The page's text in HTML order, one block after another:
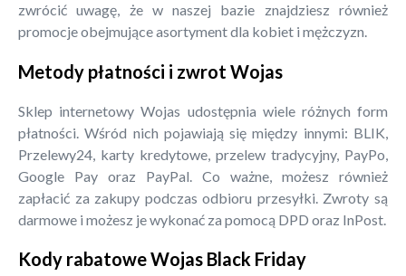
zwrócić uwagę, że w naszej bazie znajdziesz również
promocje obejmujące asortyment dla kobiet i mężczyzn.
Metody płatności i zwrot Wojas
Sklep internetowy Wojas udostępnia wiele różnych form
płatności. Wśród nich pojawiają się między innymi: BLIK,
Przelewy24, karty kredytowe, przelew tradycyjny, PayPo,
Google Pay oraz PayPal. Co ważne, możesz również
zapłacić za zakupy podczas odbioru przesyłki. Zwroty są
darmowe i możesz je wykonać za pomocą DPD oraz InPost.
Kody rabatowe Wojas Black Friday